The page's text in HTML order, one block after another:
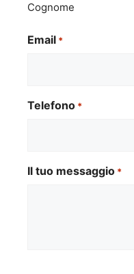
Cognome
Email *
Telefono *
Il tuo messaggio *